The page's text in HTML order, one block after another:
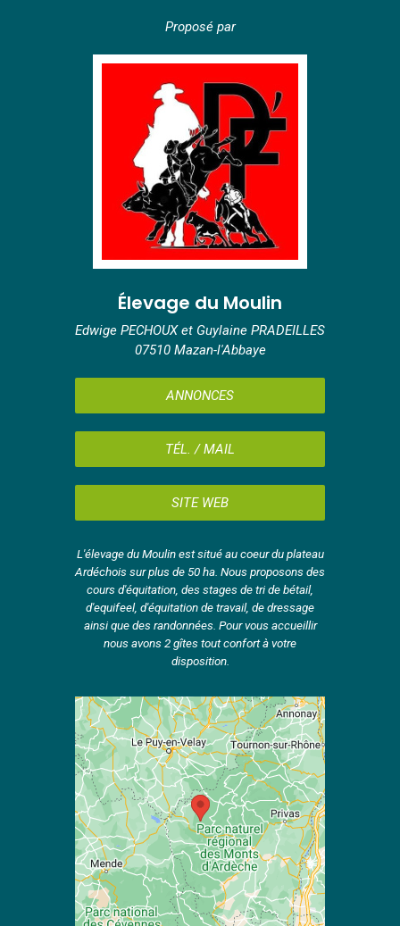
Proposé par
Élevage du Moulin
Edwige PECHOUX et Guylaine PRADEILLES
07510 Mazan-l'Abbaye
ANNONCES
TÉL. / MAIL
SITE WEB
L'élevage du Moulin est situé au coeur du plateau
Ardéchois sur plus de 50 ha. Nous proposons des
cours d'équitation, des stages de tri de bétail,
d'equifeel, d'équitation de travail, de dressage
ainsi que des randonnées. Pour vous accueillir
nous avons 2 gîtes tout confort à votre
disposition.